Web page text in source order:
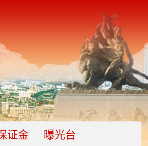
证金 曝光台